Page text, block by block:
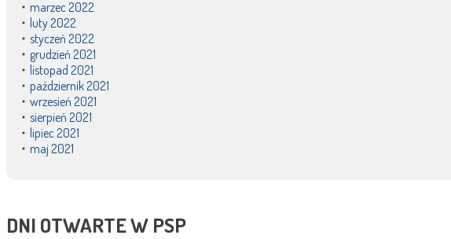
marzec 2022
luty 2022
styczeń 2022
grudzień 2021
listopad 2021
październik 2021
wrzesień 2021
sierpień 2021
lipiec 2021
maj 2021
DNI OTWARTE W PSP